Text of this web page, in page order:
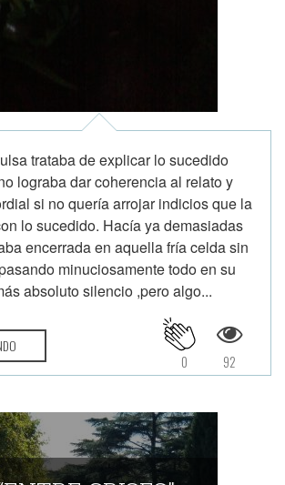
trataba de explicar lo sucedido
lograba dar coherencia al relato y
si no quería arrojar indicios que la
lo sucedido. Hacía ya demasiadas
encerrada en aquella fría celda sin
minuciosamente todo en su
absoluto silencio ,pero algo...
92
0